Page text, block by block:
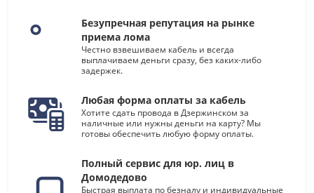
Безупречная репутация на рынке
приема лома
Честно взвешиваем кабель и всегда
выплачиваем деньги сразу, без каких-либо
задержек.
Любая форма оплаты за кабель
Хотите сдать провода в Дзержинском за
наличные или нужны деньги на карту? Мы
готовы обеспечить любую форму оплаты.
Полный сервис для юр. лиц в
Домодедово
Быстрая выплата по безналу и индивидуальные